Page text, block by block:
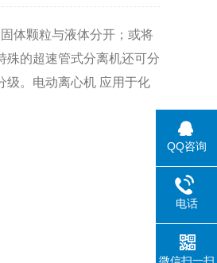
体颗粒与液体分开；或将
殊的超速管式分离机还可分
级。电动离心机 应用于化
QQ咨询
电话
微信扫一扫